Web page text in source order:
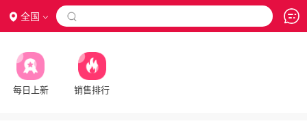
全国 
每日上新 销售排行